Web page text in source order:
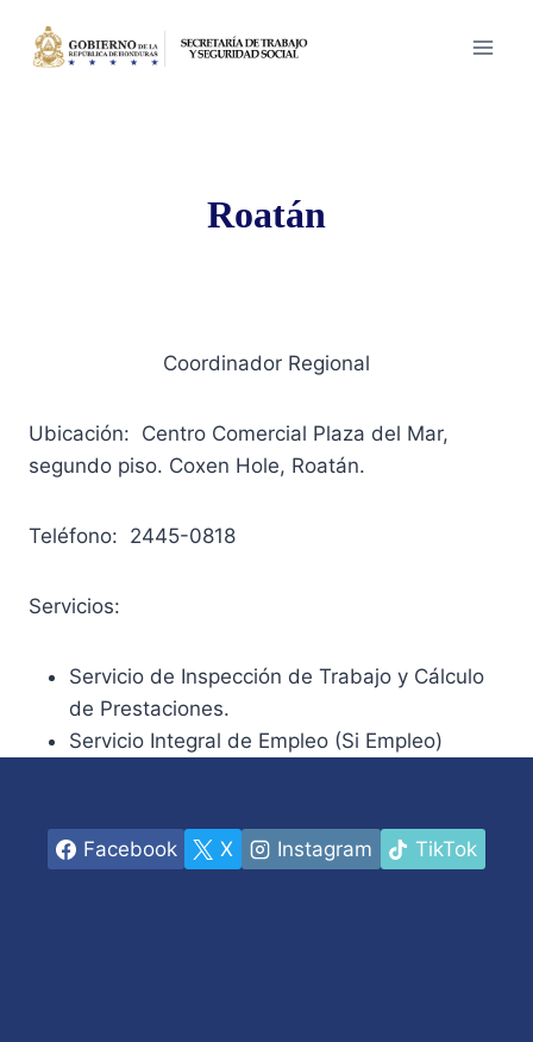
Roatán
Coordinador Regional
Ubicación: Centro Comercial Plaza del Mar,
segundo piso. Coxen Hole, Roatán.
Teléfono: 2445-0818
Servicios:
Servicio de Inspección de Trabajo y Cálculo
de Prestaciones.
Servicio Integral de Empleo (Si Empleo)
Facebook X Instagram TikTok